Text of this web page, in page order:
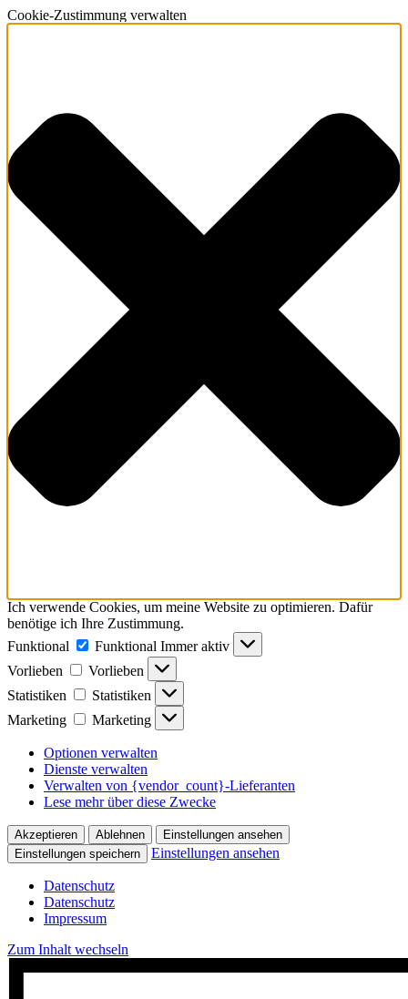
Cookie-Zustimmung verwalten
Ich verwende Cookies, um meine Website zu optimieren. Dafür
benötige ich Ihre Zustimmung.
Funktional
Funktional Immer aktiv
Vorlieben
Vorlieben
Statistiken
Statistiken
Marketing
Marketing
Optionen verwalten
Dienste verwalten
Verwalten von {vendor_count}-Lieferanten
Lese mehr über diese Zwecke
Akzeptieren Ablehnen
Einstellungen ansehen
Einstellungen speichern
Einstellungen ansehen
Datenschutz
Datenschutz
Impressum
Zum Inhalt wechseln